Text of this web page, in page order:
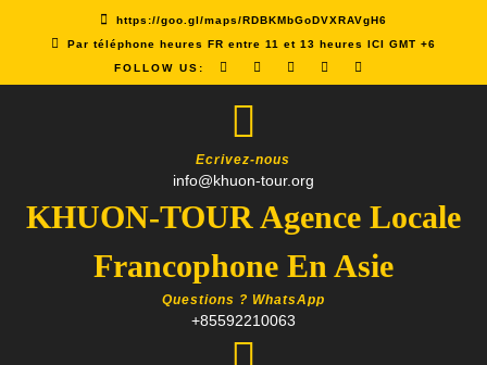
https://goo.gl/maps/RDBKMbGoDVXRAVgH6
Par téléphone heures FR entre 11 et 13 heures ICI GMT +6
FOLLOW US:
Ecrivez-nous
info@khuon-tour.org
KHUON-TOUR Agence Locale
Francophone En Asie
Questions ? WhatsApp
+85592210063